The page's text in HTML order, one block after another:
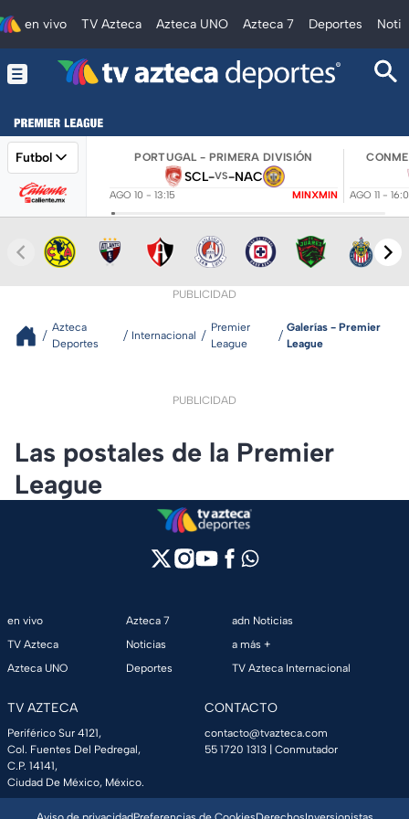
en vivo TV Azteca Azteca UNO Azteca 7 Deportes
Futbol PORTUGAL - PRIMERA DIVISIÓN
SCL-VS-NAC
AGO 10 - 13:15 MINXMIN AGO 11 -
PUBLICIDAD
Azteca
Deportes
Internacional
Premier
League
Galerías - Premier
League
PUBLICIDAD
Las postales de la Premier
League
en vivo
TV Azteca
Azteca UNO
Azteca 7
Noticias
Deportes
adn Noticias
a más +
TV Azteca Internacional
TV AZTECA
Periférico Sur 4121,
Col. Fuentes Del Pedregal,
C.P. 14141,
Ciudad De México, México.
CONTACTO
contacto@tvazteca.com
55 1720 1313 | Conmutador